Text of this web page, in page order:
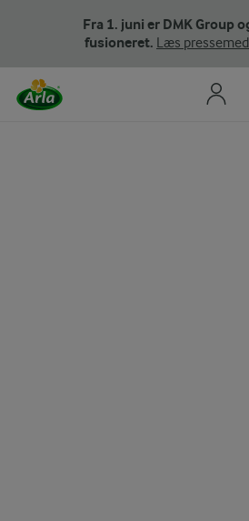
Fra 1. juni er DMK Group
fusioneret. Læs